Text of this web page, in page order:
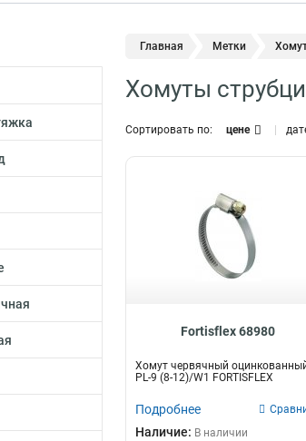
Главная Метки
Хомуты
Сортировать по: цене
Fortisflex 68980
Хомут червячный
PL-9 (8-12)/W1 FORTISFLEX
Подробнее
Наличие: В наличии